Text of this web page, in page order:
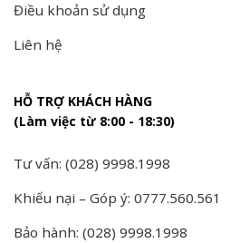
Điều khoản sử dụng
Liên hệ
HỖ TRỢ KHÁCH HÀNG
(Làm việc từ 8:00 - 18:30)
Tư vấn: (028) 9998.1998
Khiếu nại – Góp ý: 0777.560.561
Bảo hành: (028) 9998.1998